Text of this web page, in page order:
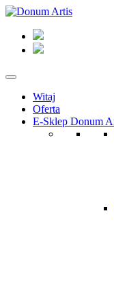
Witaj
Oferta
E-Sklep Donum